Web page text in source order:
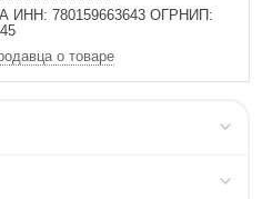
ИНН: 780159663643 ОГРНИП:
о товаре